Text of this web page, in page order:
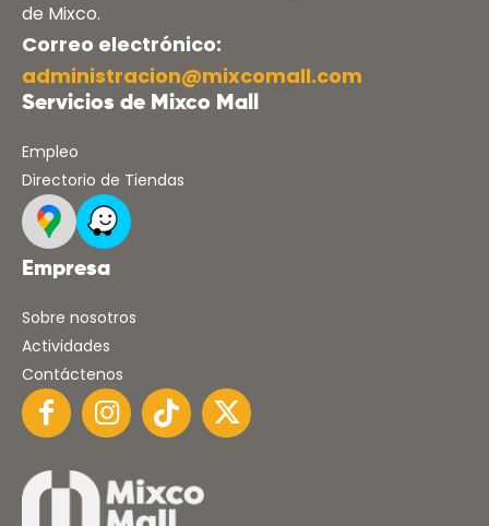
de Mixco.
Correo electrónico:
administracion@mixcomall.com
Servicios de Mixco Mall
Empleo
Directorio de Tiendas
Empresa
Sobre nosotros
Actividades
Contáctenos